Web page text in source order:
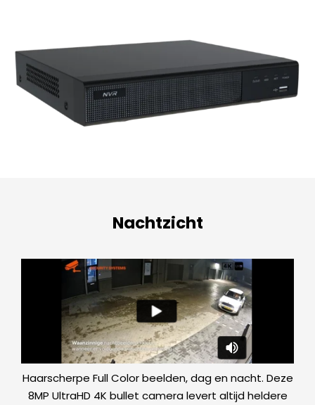
Nachtzicht
Haarscherpe Full Color beelden, dag en nacht. Deze
8MP UltraHD 4K bullet camera levert altijd heldere